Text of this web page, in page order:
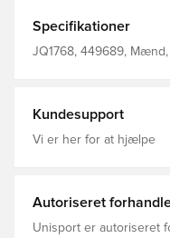
Torsion-system med
dynamiske bevægelser.
fødder afkølede og
Specifikationer
JQ1768, 449689,
Kundesupport
Vi er her for at hjælpe
Autoriseret
Unisport er autoriseret